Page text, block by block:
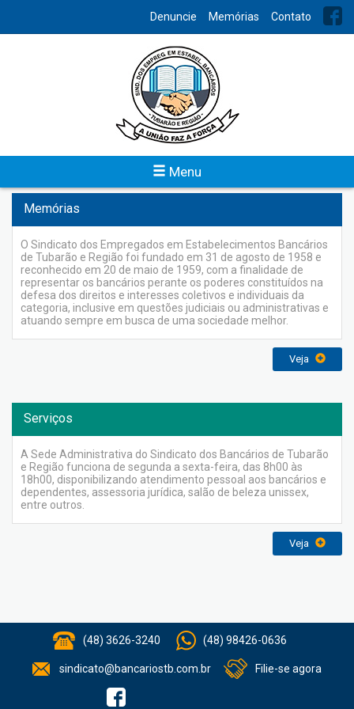
Denuncie Memórias Contato
Menu
Para obter mais informações ou enviar sugestões, entre em
contato conosco, teremos satisfação em atende-lo.
Memórias
O Sindicato dos Empregados em Estabelecimentos Bancários
de Tubarão e Região foi fundado em 31 de agosto de 1958 e
reconhecido em 20 de maio de 1959, com a finalidade de
representar os bancários perante os poderes constituídos na
defesa dos direitos e interesses coletivos e individuais da
categoria, inclusive em questões judiciais ou administrativas e
atuando sempre em busca de uma sociedade melhor.
Veja
Serviços
A Sede Administrativa do Sindicato dos Bancários de Tubarão
e Região funciona de segunda a sexta-feira, das 8h00 às
18h00, disponibilizando atendimento pessoal aos bancários e
dependentes, assessoria jurídica, salão de beleza unissex,
entre outros.
Veja
(48) 3626-3240 (48) 98426-0636
sindicato@bancariostb.com.br Filie-se agora